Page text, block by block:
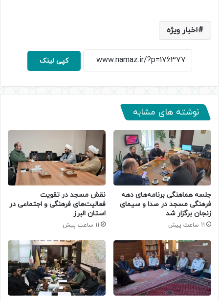
اخبار ویژه
کپی لینک
نوشته های مشابه
جلسه هماهنگی برنامه‌های دهه
فرهنگی مسجد در صدا و سیمای
زنجان برگزار شد
11 ساعت پیش
نقش مسجد در تقویت
فعالیت‌های فرهنگی و اجتماعی در
استان البرز
11 ساعت پیش